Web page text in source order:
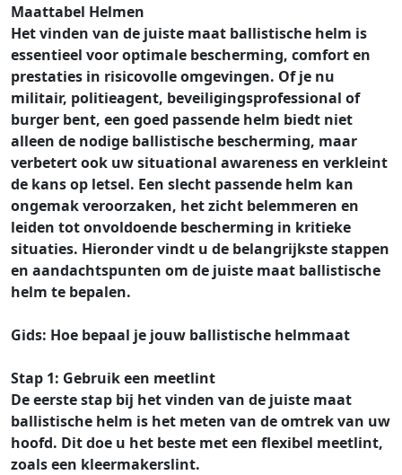
Maattabel Helmen
Het vinden van de juiste maat ballistische helm is
essentieel voor optimale bescherming, comfort en
prestaties in risicovolle omgevingen. Of je nu
militair, politieagent, beveiligingsprofessional of
burger bent, een goed passende helm biedt niet
alleen de nodige ballistische bescherming, maar
verbetert ook uw situational awareness en verkleint
de kans op letsel. Een slecht passende helm kan
ongemak veroorzaken, het zicht belemmeren en
leiden tot onvoldoende bescherming in kritieke
situaties. Hieronder vindt u de belangrijkste stappen
en aandachtspunten om de juiste maat ballistische
helm te bepalen.
Gids: Hoe bepaal je jouw ballistische helmmaat
Stap 1: Gebruik een meetlint
De eerste stap bij het vinden van de juiste maat
ballistische helm is het meten van de omtrek van uw
hoofd. Dit doe u het beste met een flexibel meetlint,
zoals een kleermakerslint.